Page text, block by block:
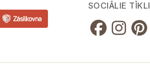
SOCIĀLIE TĪKLI